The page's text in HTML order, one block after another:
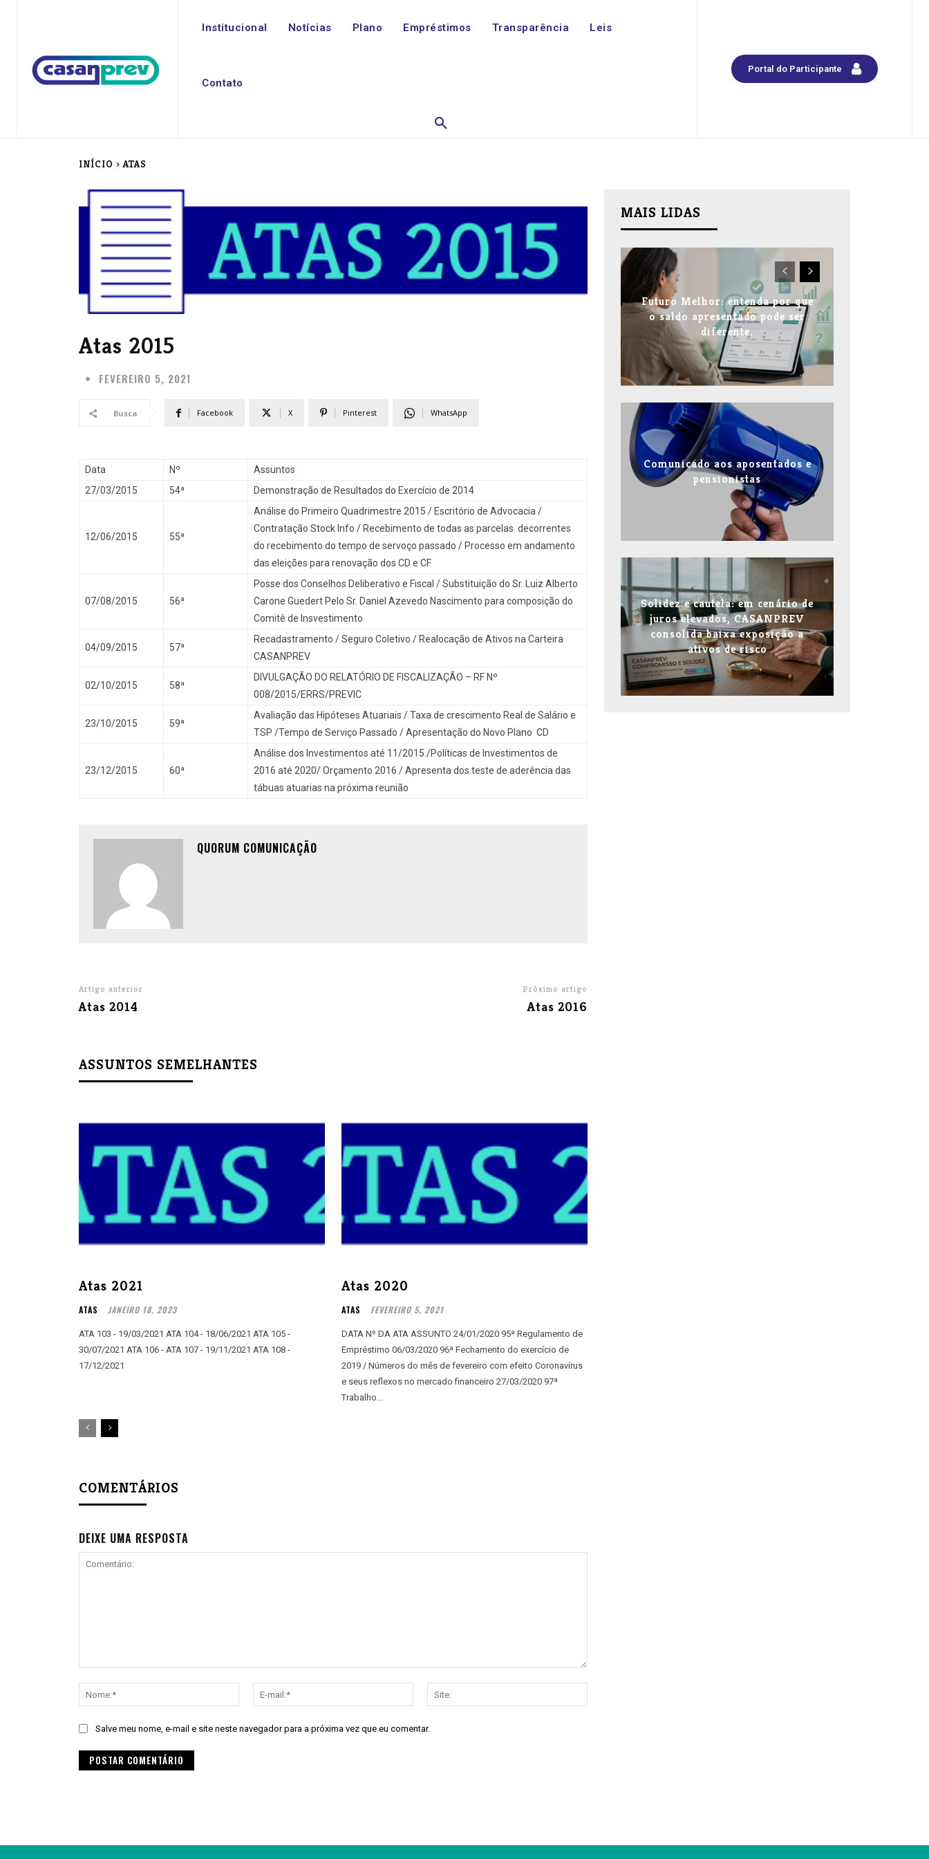
Institucional Notícias Plano Empréstimos Transparência Leis
Contato
Portal do Participante
INÍCIO ATAS
Atas 2015
FEVEREIRO 5, 2021
Busca Facebook X Pinterest WhatsApp
Data Nº
Assuntos
27/03/2015
54ª Demonstração de Resultados do Exercício de 2014
12/06/2015 55ª
Análise do Primeiro Quadrimestre 2015 / Escritório de Advocacia /
Contratação Stock Info / Recebimento de todas as parcelas decorrentes
do recebimento do tempo de servoço passado / Processo em andamento
das eleições para renovação dos CD e CF
07/08/2015 56ª
Posse dos Conselhos Deliberativo e Fiscal / Substituição do Sr. Luiz Alberto
Carone Guedert Pelo Sr. Daniel Azevedo Nascimento para composição do
Comitê de Insvestimento
04/09/2015 57ª
Recadastramento / Seguro Coletivo / Realocação de Ativos na Carteira
CASANPREV
02/10/2015 58ª
DIVULGAÇÃO DO RELATÓRIO DE FISCALIZAÇÃO – RF Nº
008/2015/ERRS/PREVIC
23/10/2015 59ª
Avaliação das Hipóteses Atuariais / Taxa de crescimento Real de Salário e
TSP /Tempo de Serviço Passado / Apresentação do Novo Plano CD
23/12/2015 60ª
Análise dos Investimentos até 11/2015./Políticas de Investimentos de
2016 até 2020/ Orçamento 2016 / Apresenta dos teste de aderência das
tábuas atuarias na próxima reunião
QUORUM COMUNICAÇÃO
Artigo anterior
Atas 2014
Próximo artigo
Atas 2016
ASSUNTOS SEMELHANTES
Atas 2021
ATAS JANEIRO 18, 2023
ATA 103 - 19/03/2021 ATA 104 - 18/06/2021 ATA 105 -
30/07/2021 ATA 106 - ATA 107 - 19/11/2021 ATA 108 -
17/12/2021
Atas 2020
ATAS FEVEREIRO 5, 2021
DATA Nº DA ATA ASSUNTO 24/01/2020 95ª Regulamento de
Empréstimo 06/03/2020 96ª Fechamento do exercício de
2019 / Números do mês de fevereiro com efeito Coronavírus
e seus reflexos no mercado financeiro 27/03/2020 97ª
Trabalho...
COMENTÁRIOS
DEIXE UMA RESPOSTA
Nome:*
mail:*
Salve meu nome, e-mail e site neste navegador para a próxima vez que eu comentar.
MAIS LIDAS
Futuro Melhor: entenda por que
o saldo apresentado pode ser
diferente.
Comunicado aos aposentados e
pensionistas
Solidez e cautela: em cenário de
juros elevados, CASANPREV
consolida baixa exposição a
ativos de risco